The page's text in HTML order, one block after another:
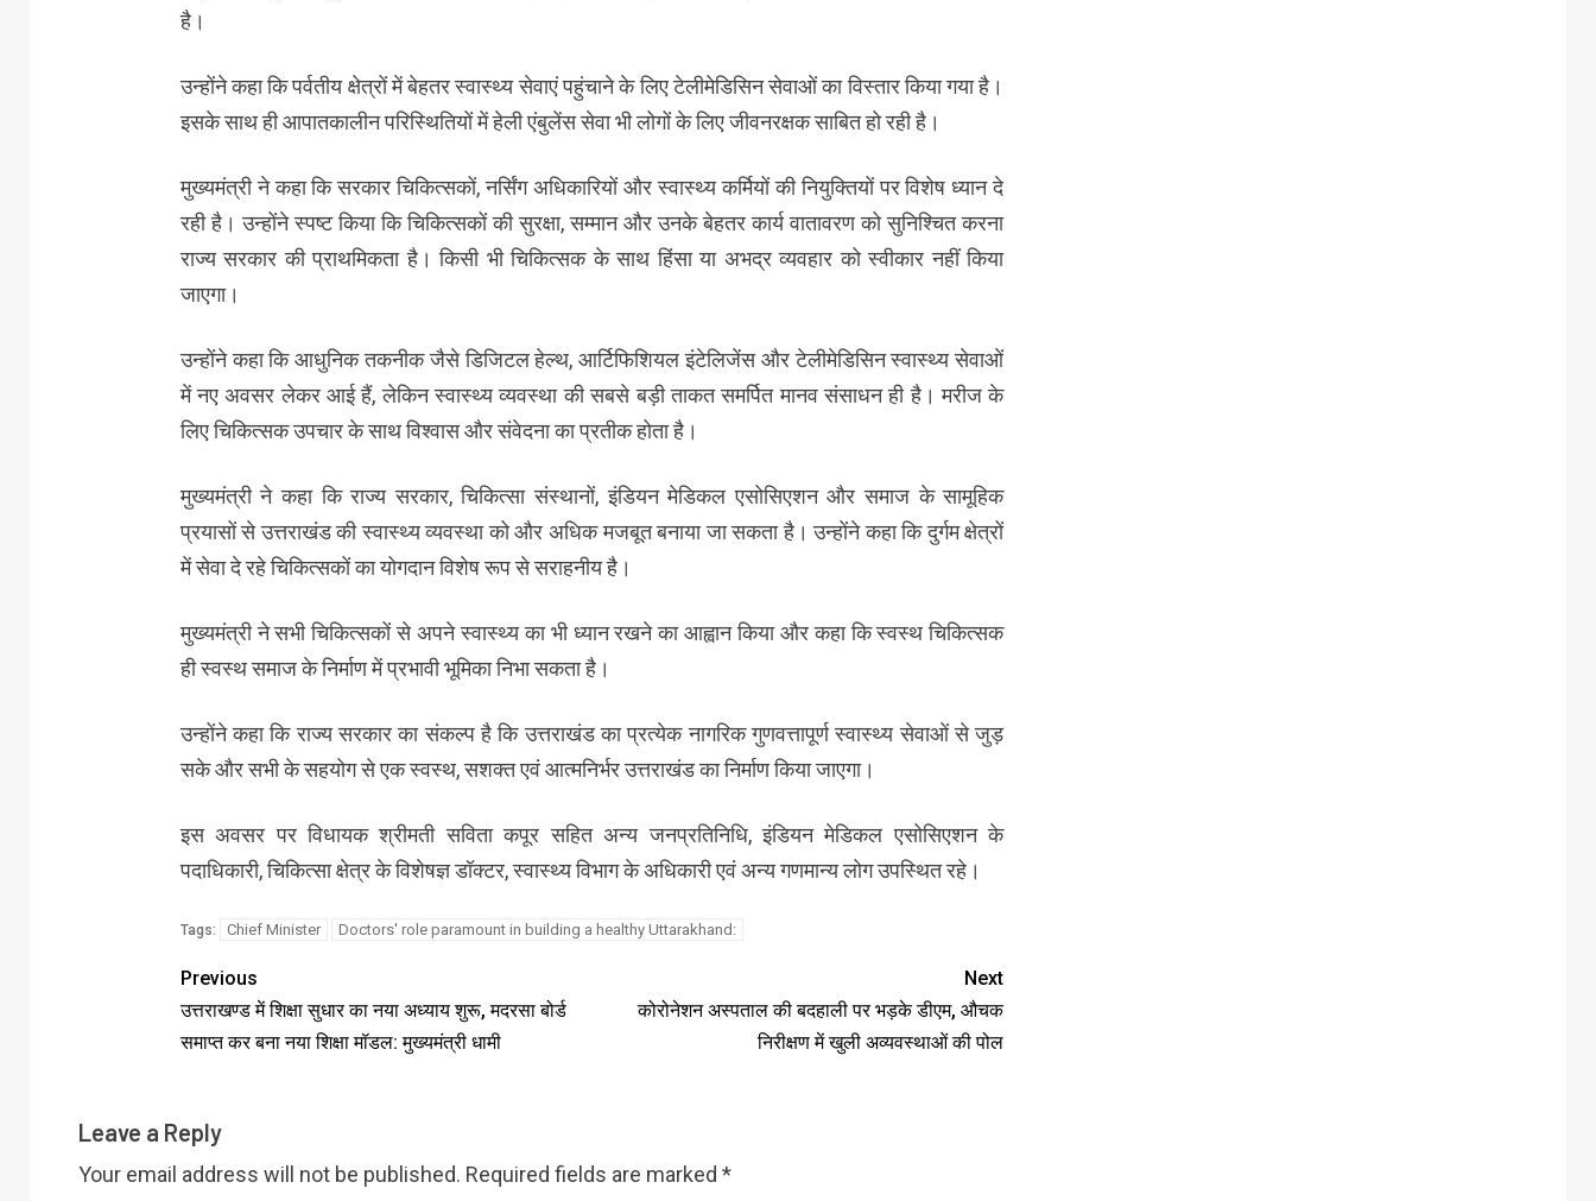
है।
उन्होंने कहा कि पर्वतीय क्षेत्रों में बेहतर स्वास्थ्य सेवाएं पहुंचाने के लिए टेलीमेडिसिन सेवाओं का विस्तार किया गया है।
इसके साथ ही आपातकालीन परिस्थितियों में हेली एंबुलेंस सेवा भी लोगों के लिए जीवनरक्षक साबित हो रही है।
मुख्यमंत्री ने कहा कि सरकार चिकित्सकों, नर्सिंग अधिकारियों और स्वास्थ्य कर्मियों की नियुक्तियों पर विशेष ध्यान दे
रही है। उन्होंने स्पष्ट किया कि चिकित्सकों की सुरक्षा, सम्मान और उनके बेहतर कार्य वातावरण को सुनिश्चित करना
राज्य सरकार की प्राथमिकता है। किसी भी चिकित्सक के साथ हिंसा या अभद्र व्यवहार को स्वीकार नहीं किया
जाएगा।
उन्होंने कहा कि आधुनिक तकनीक जैसे डिजिटल हेल्थ, आर्टिफिशियल इंटेलिजेंस और टेलीमेडिसिन स्वास्थ्य सेवाओं
में नए अवसर लेकर आई हैं, लेकिन स्वास्थ्य व्यवस्था की सबसे बड़ी ताकत समर्पित मानव संसाधन ही है। मरीज के
लिए चिकित्सक उपचार के साथ विश्वास और संवेदना का प्रतीक होता है।
मुख्यमंत्री ने कहा कि राज्य सरकार, चिकित्सा संस्थानों, इंडियन मेडिकल एसोसिएशन और समाज के सामूहिक
प्रयासों से उत्तराखंड की स्वास्थ्य व्यवस्था को और अधिक मजबूत बनाया जा सकता है। उन्होंने कहा कि दुर्गम क्षेत्रों
में सेवा दे रहे चिकित्सकों का योगदान विशेष रूप से सराहनीय है।
मुख्यमंत्री ने सभी चिकित्सकों से अपने स्वास्थ्य का भी ध्यान रखने का आह्वान किया और कहा कि स्वस्थ चिकित्सक
ही स्वस्थ समाज के निर्माण में प्रभावी भूमिका निभा सकता है।
उन्होंने कहा कि राज्य सरकार का संकल्प है कि उत्तराखंड का प्रत्येक नागरिक गुणवत्तापूर्ण स्वास्थ्य सेवाओं से जुड़
सके और सभी के सहयोग से एक स्वस्थ, सशक्त एवं आत्मनिर्भर उत्तराखंड का निर्माण किया जाएगा।
इस अवसर पर विधायक श्रीमती सविता कपूर सहित अन्य जनप्रतिनिधि, इंडियन मेडिकल एसोसिएशन के
पदाधिकारी, चिकित्सा क्षेत्र के विशेषज्ञ डॉक्टर, स्वास्थ्य विभाग के अधिकारी एवं अन्य गणमान्य लोग उपस्थित रहे।
Tags: Chief Minister Doctors' role paramount in building a healthy Uttarakhand:
Previous
उत्तराखण्ड में शिक्षा सुधार का नया अध्याय शुरू, मदरसा बोर्ड
समाप्त कर बना नया शिक्षा मॉडल: मुख्यमंत्री धामी
Next
कोरोनेशन अस्पताल की बदहाली पर भड़के डीएम, औचक
निरीक्षण में खुली अव्यवस्थाओं की पोल
Leave a Reply
Your email address will not be published. Required fields are marked *